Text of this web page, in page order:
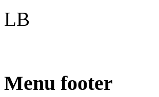
LB
Menu footer